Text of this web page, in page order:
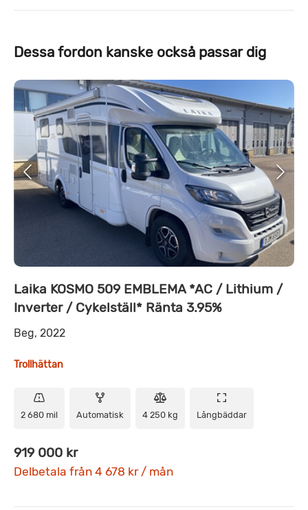
Dessa fordon kanske också passar dig
Laika KOSMO 509 EMBLEMA *AC / Lithium /
Inverter / Cykelställ* Ränta 3.95%
Beg, 2022
Trollhättan
2 680 mil Automatisk 4 250 kg Långbäddar
919 000 kr
Delbetala från 4 678 kr / mån